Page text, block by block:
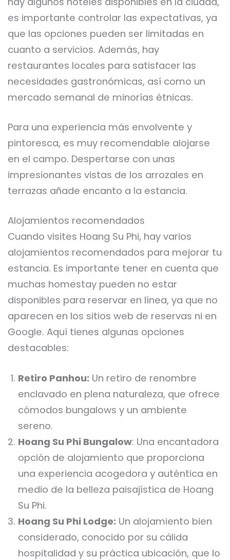
es importante controlar las expectativas, ya
que las opciones pueden ser limitadas en
cuanto a servicios. Además, hay
restaurantes locales para satisfacer las
necesidades gastronómicas, así como un
mercado semanal de minorías étnicas.
Para una experiencia más envolvente y
pintoresca, es muy recomendable alojarse
en el campo. Despertarse con unas
impresionantes vistas de los arrozales en
terrazas añade encanto a la estancia.
Alojamientos recomendados
Cuando visites Hoang Su Phi, hay varios
alojamientos recomendados para mejorar tu
estancia. Es importante tener en cuenta que
muchas homestay pueden no estar
disponibles para reservar en línea, ya que no
aparecen en los sitios web de reservas ni en
Google. Aquí tienes algunas opciones
destacables:
Retiro Panhou: Un retiro de renombre
enclavado en plena naturaleza, que ofrece
cómodos bungalows y un ambiente
sereno.
Hoang Su Phi Bungalow: Una encantadora
opción de alojamiento que proporciona
una experiencia acogedora y auténtica en
medio de la belleza paisajística de Hoang
Su Phi.
Hoang Su Phi Lodge: Un alojamiento bien
considerado, conocido por su cálida
hospitalidad y su práctica ubicación, que lo